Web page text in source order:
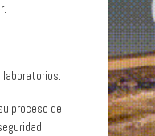
proceso de